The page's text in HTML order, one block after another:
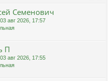
Семенович
03 авг 2026, 17:57
П
03 авг 2026, 17:55